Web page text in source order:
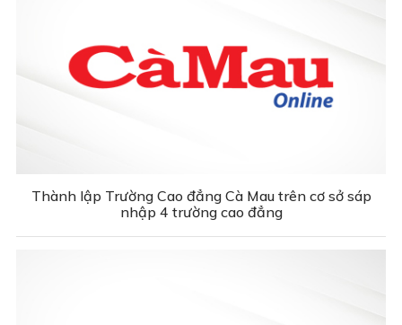
Thành lập Trường Cao đẳng Cà Mau trên cơ sở sáp
nhập 4 trường cao đẳng